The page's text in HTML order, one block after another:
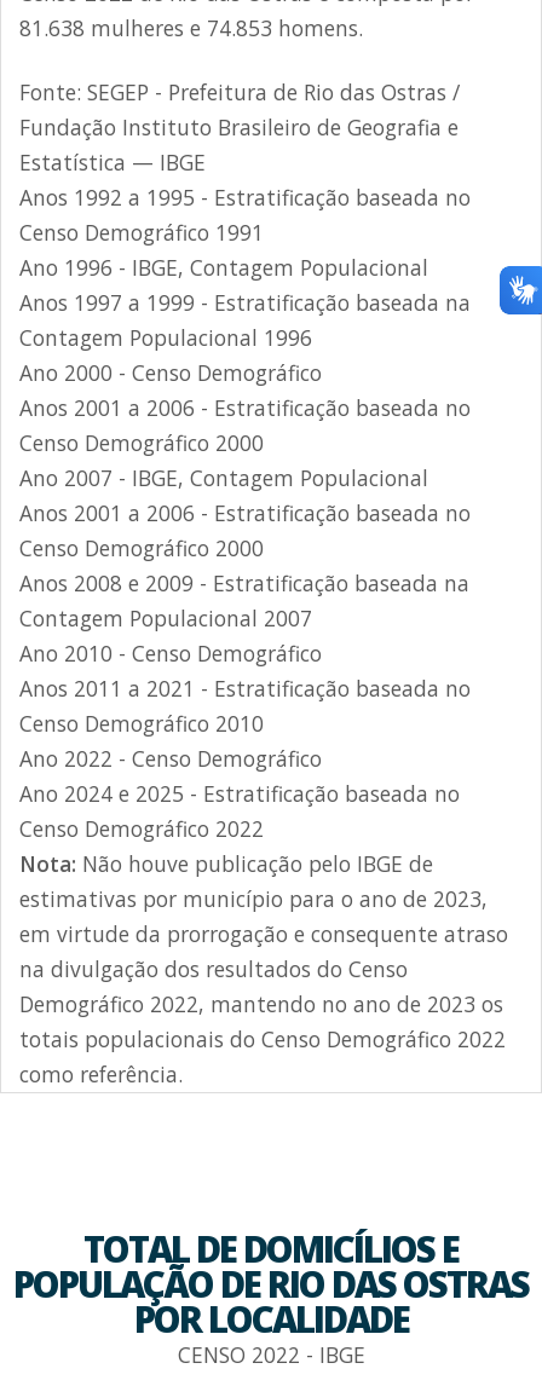
81.638 mulheres e 74.853 homens.
Fonte: SEGEP - Prefeitura de Rio das Ostras /
Fundação Instituto Brasileiro de Geografia e
Estatística — IBGE
Anos 1992 a 1995 - Estratificação baseada no
Censo Demográfico 1991
Ano 1996 - IBGE, Contagem Populacional
Anos 1997 a 1999 - Estratificação baseada na
Contagem Populacional 1996
Ano 2000 - Censo Demográfico
Anos 2001 a 2006 - Estratificação baseada no
Censo Demográfico 2000
Ano 2007 - IBGE, Contagem Populacional
Anos 2001 a 2006 - Estratificação baseada no
Censo Demográfico 2000
Anos 2008 e 2009 - Estratificação baseada na
Contagem Populacional 2007
Ano 2010 - Censo Demográfico
Anos 2011 a 2021 - Estratificação baseada no
Censo Demográfico 2010
Ano 2022 - Censo Demográfico
Ano 2024 e 2025 - Estratificação baseada no
Censo Demográfico 2022
Nota: Não houve publicação pelo IBGE de
estimativas por município para o ano de 2023,
em virtude da prorrogação e consequente atraso
na divulgação dos resultados do Censo
Demográfico 2022, mantendo no ano de 2023 os
totais populacionais do Censo Demográfico 2022
como referência.
TOTAL DE DOMICÍLIOS E
POPULAÇÃO DE RIO DAS OSTRAS
POR LOCALIDADE
CENSO 2022 - IBGE